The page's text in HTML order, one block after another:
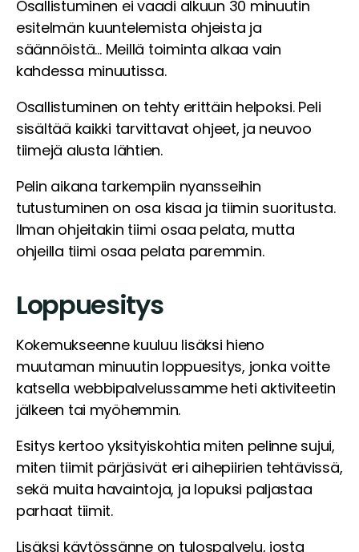
Osallistuminen ei vaadi alkuun 30 minuutin
esitelmän kuuntelemista ohjeista ja
säännöistä… Meillä toiminta alkaa vain
kahdessa minuutissa.
Osallistuminen on tehty erittäin helpoksi. Peli
sisältää kaikki tarvittavat ohjeet, ja neuvoo
tiimejä alusta lähtien.
Pelin aikana tarkempiin nyansseihin
tutustuminen on osa kisaa ja tiimin suoritusta.
Ilman ohjeitakin tiimi osaa pelata, mutta
ohjeilla tiimi osaa pelata paremmin.
Loppuesitys
Kokemukseenne kuuluu lisäksi hieno
muutaman minuutin loppuesitys, jonka voitte
katsella webbipalvelussamme heti aktiviteetin
jälkeen tai myöhemmin.
Esitys kertoo yksityiskohtia miten pelinne sujui,
miten tiimit pärjäsivät eri aihepiirien tehtävissä,
sekä muita havaintoja, ja lopuksi paljastaa
parhaat tiimit.
Lisäksi käytössänne on tulospalvelu, josta